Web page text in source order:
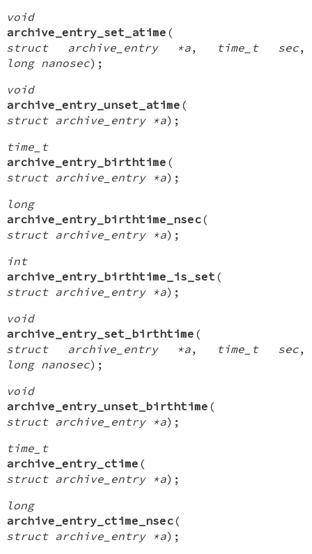
void
archive_entry_set_atime (
struct archive_entry *a, time_t sec,
long nanosec);
void
archive_entry_unset_atime (
struct archive_entry *a);
time_t
archive_entry_birthtime (
struct archive_entry *a);
long
archive_entry_birthtime_nsec(
struct archive_entry *a);
int
archive_entry_birthtime_is_set (
struct archive_entry *a);
void
archive_entry_set_birthtime (
struct archive_entry *a, time_t sec,
long nanosec);
void
archive_entry_unset_birthtime (
struct archive_entry *a);
time_t
archive_entry_ctime (
struct archive_entry *a);
long
archive_entry_ctime_nsec(
struct archive_entry *a);